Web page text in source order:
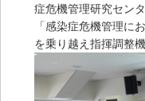
症危機管理研究センタ
「感染症危機管理に
を乗り越え指揮調整